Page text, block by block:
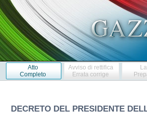
Atto
Completo
Avviso di rettifica
Errata corrige
DECRETO DEL PRESIDENTE